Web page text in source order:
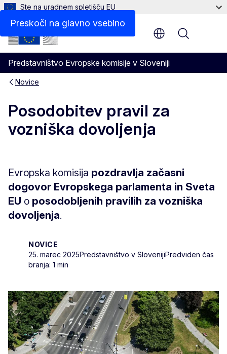
Preskoči na glavno vsebino
Ste na uradnem spletišču EU
Predstavništvo Evropske komisije v Sloveniji
Menu
Novice
Posodobitev pravil za
vozniška dovoljenja
Evropska komisija pozdravlja začasni
dogovor Evropskega parlamenta in Sveta
EU o posodobljenih pravilih za vozniška
dovoljenja.
NOVICE
25. marec 2025Predstavništvo v SlovenijiPredviden čas
branja: 1 min